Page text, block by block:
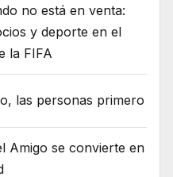
no está en venta:
y deporte en el
la FIFA
las personas primero
Amigo se convierte en